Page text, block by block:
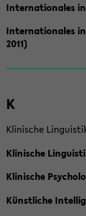
Internationales
Internationales in
2011)
K
Klinische
Klinische
Klinische
Künstliche